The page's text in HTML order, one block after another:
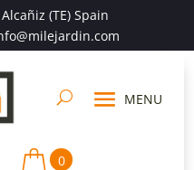
(TE) Spain
0